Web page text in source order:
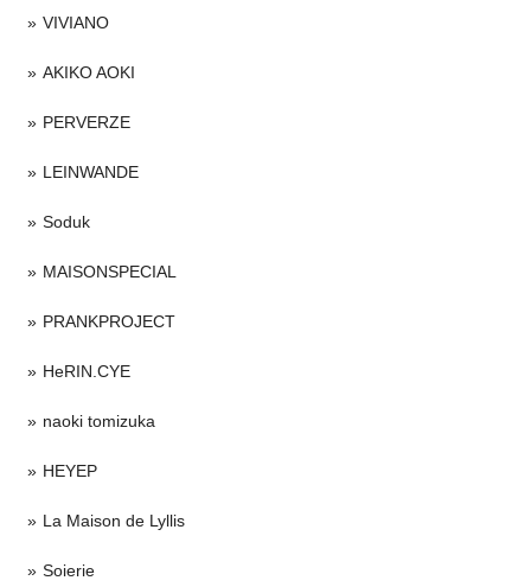
VIVIANO
AKIKO AOKI
PERVERZE
LEINWANDE
Soduk
MAISONSPECIAL
PRANKPROJECT
HeRIN.CYE
naoki tomizuka
HEYEP
La Maison de Lyllis
Soierie